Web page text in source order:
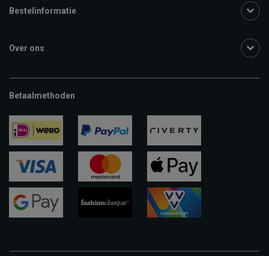
Bestelinformatie
Over ons
Betaalmethoden
ideal paypal riverty
visa
apple-
pay